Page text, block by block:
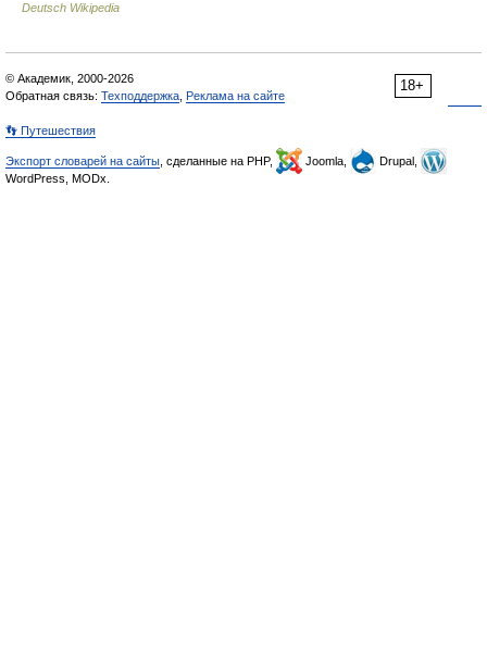
Deutsch Wikipedia
18+
© Академик, 2000-2026
Обратная связь: Техподдержка Реклама на сайте
👣 Путешествия
Экспорт словарей на сайты , сделанные на PHP, Joomla,
Drupal,
WordPress, MODx.